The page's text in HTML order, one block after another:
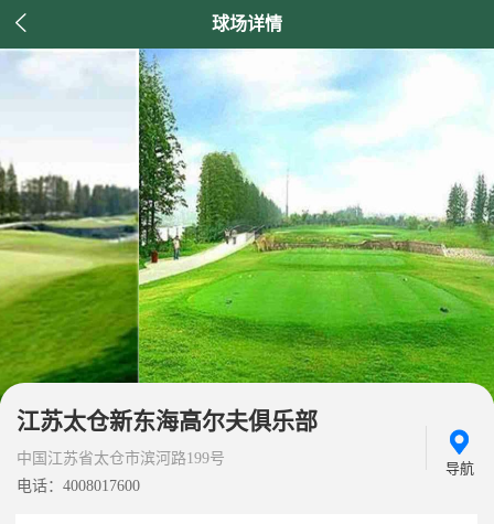
 球场详情
江苏太仓新东海高尔夫俱乐部
中国江苏省太仓市滨河路199号
电话：4008017600
导航